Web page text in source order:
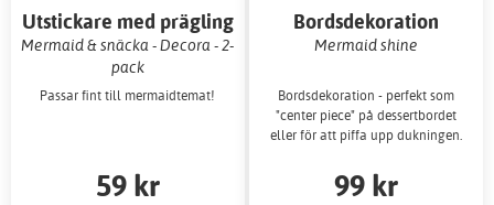
Utstickare med prägling
Mermaid & snäcka - Decora - 2-
pack
Passar fint till mermaidtemat!
59 kr
Bordsdekoration
Mermaid shine
Bordsdekoration - perfekt som
"center piece" på dessertbordet
eller för att piffa upp dukningen.
99 kr